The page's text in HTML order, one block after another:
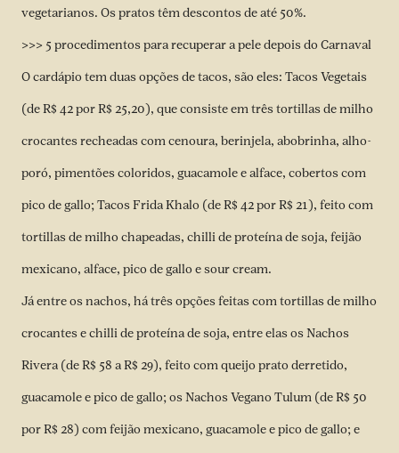
vegetarianos. Os pratos têm descontos de até 50%.
>>> 5 procedimentos para recuperar a pele depois do Carnaval
O cardápio tem duas opções de tacos, são eles: Tacos Vegetais
(de R$ 42 por R$ 25,20), que consiste em três tortillas de milho
crocantes recheadas com cenoura, berinjela, abobrinha, alho-
poró, pimentões coloridos, guacamole e alface, cobertos com
pico de gallo; Tacos Frida Khalo (de R$ 42 por R$ 21), feito com
tortillas de milho chapeadas, chilli de proteína de soja, feijão
mexicano, alface, pico de gallo e sour cream.
Já entre os nachos, há três opções feitas com tortillas de milho
crocantes e chilli de proteína de soja, entre elas os Nachos
Rivera (de R$ 58 a R$ 29), feito com queijo prato derretido,
guacamole e pico de gallo; os Nachos Vegano Tulum (de R$ 50
por R$ 28) com feijão mexicano, guacamole e pico de gallo; e